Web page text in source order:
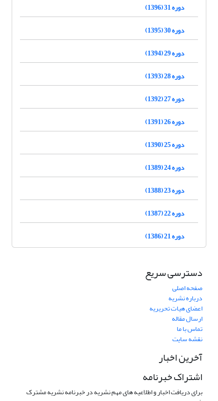
دوره 31 (1396)
دوره 30 (1395)
دوره 29 (1394)
دوره 28 (1393)
دوره 27 (1392)
دوره 26 (1391)
دوره 25 (1390)
دوره 24 (1389)
دوره 23 (1388)
دوره 22 (1387)
دوره 21 (1386)
دسترسی سریع
صفحه اصلی
درباره نشریه
اعضای هیات تحریریه
ارسال مقاله
تماس با ما
نقشه سایت
آخرین اخبار
اشتراک خبرنامه
برای دریافت اخبار و اطلاعیه های مهم نشریه در خبرنامه نشریه مشترک